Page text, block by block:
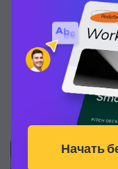
добавить
могут дать
Некоторые
шкалу
для своей